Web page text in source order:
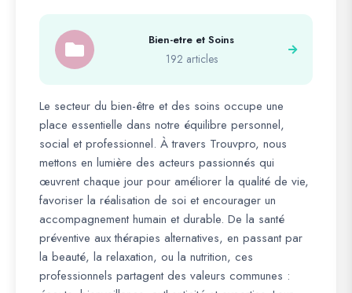
Bien-etre et Soins
192 articles
Le secteur du bien-être et des soins occupe une
place essentielle dans notre équilibre personnel,
social et professionnel. À travers Trouvpro, nous
mettons en lumière des acteurs passionnés qui
œuvrent chaque jour pour améliorer la qualité de vie,
favoriser la réalisation de soi et encourager un
accompagnement humain et durable. De la santé
préventive aux thérapies alternatives, en passant par
la beauté, la relaxation, ou la nutrition, ces
professionnels partagent des valeurs communes :